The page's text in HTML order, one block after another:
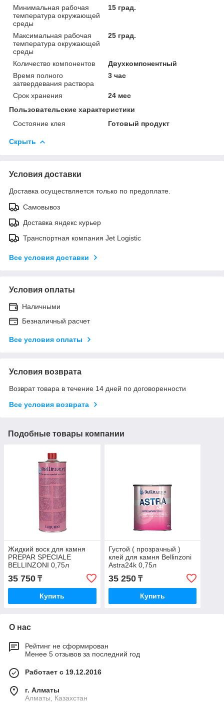
Минимальная рабочая
температура окружающей
среды
15 град.
Максимальная рабочая
температура окружающей
среды
25 град.
Количество компонентов
Двухкомпонентный
Время полного
затвердевания раствора
3 час
Срок хранения
24 мес
Пользовательские характеристики
Состояние клея
Готовый продукт
Скрыть
Условия доставки
Доставка осуществляется только по предоплате.
Самовывоз
Доставка яндекс курьер
Транспортная компания Jet Logistic
Все условия доставки
Условия оплаты
Наличными
Безналичный расчет
Все условия оплаты
Условия возврата
Возврат товара в течение 14 дней по договоренности
Все условия возврата
Подобные товары компании
Жидкий воск для камня
PREPAR SPECIALE
BELLINZONI 0,75л
35 750 ₸
Купить
Густой ( прозрачный )
клей для камня Bellinzoni
Astra24k 0,75л
35 250₸
Купить
О нас
Рейтинг не сформирован
Менее 5 отзывов за последний год
Работает с 19.12.2016
г. Алматы
Алматы, Казахстан